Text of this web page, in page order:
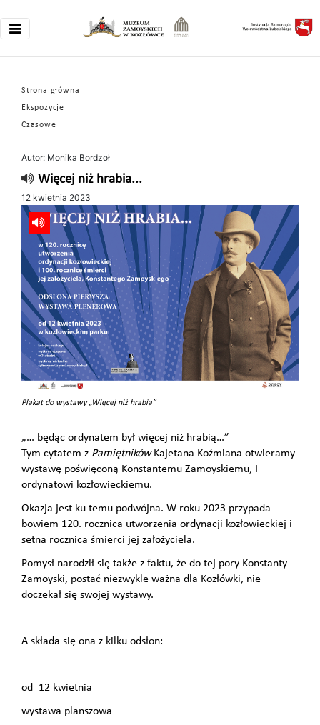
Strona główna
Ekspozycje
Czasowe
Autor: Monika Bordzoł
Więcej niż hrabia...
12 kwietnia 2023
Plakat do wystawy „Więcej niż hrabia”
„… będąc ordynatem był więcej niż hrabią…”
Tym cytatem z PamiętnikówKajetana Koźmiana otwieramy
wystawę poświęconą Konstantemu Zamoyskiemu, I
ordynatowi kozłowieckiemu.
Okazja jest ku temu podwójna. W roku 2023 przypada
bowiem 120. rocznica utworzenia ordynacji kozłowieckiej i
setna rocznica śmierci jej założyciela.
Pomysł narodził się także z faktu, że do tej pory Konstanty
Zamoyski, postać niezwykle ważna dla Kozłówki, nie
doczekał się swojej wystawy.
A składa się ona z kilku odsłon:
od 12 kwietnia
wystawa planszowa